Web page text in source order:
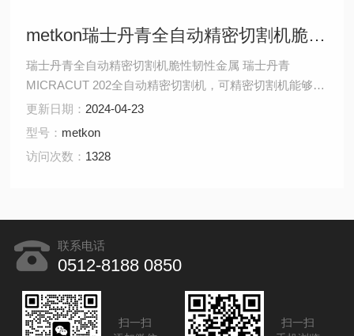
metkon瑞士丹青全自动精密切割机脆性韧性金属
瑞士丹青全自动精密切割机脆性韧性金属 瑞士丹青
MICRACUT 202全自动精密切割机，可精密切割机能够切
割各种材料，例如：脆性或韧性金属，硬的或软的金属，
复合材料，陶瓷，岩石，生物材料，层压材料等。专为切
MICRACUT 202广泛应用于冶金、地质、电子领域等行
更新日期： 2024-04-23
型号： metkon
访问次数： 1328
联系电话
0512-8188 0850
扫一扫
扫一扫